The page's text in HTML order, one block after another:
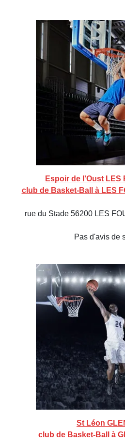
Espoir de l'Oust LES
club de Basket-Ball à LES
rue du Stade 56200 LES
Pas d'avis de
St Léon
club de Basket-Ball à